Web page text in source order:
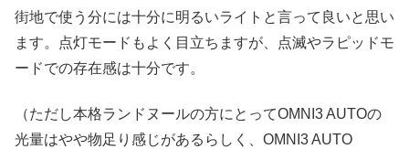
街地で使う分には十分に明るいライトと言って良いと思い
ます。点灯モードもよく目立ちますが、点滅やラピッドモ
ードでの存在感は十分です。
（ただし本格ランドヌールの方にとってOMNI3 AUTOの
光量はやや物足り感じがあるらしく、OMNI3 AUTO